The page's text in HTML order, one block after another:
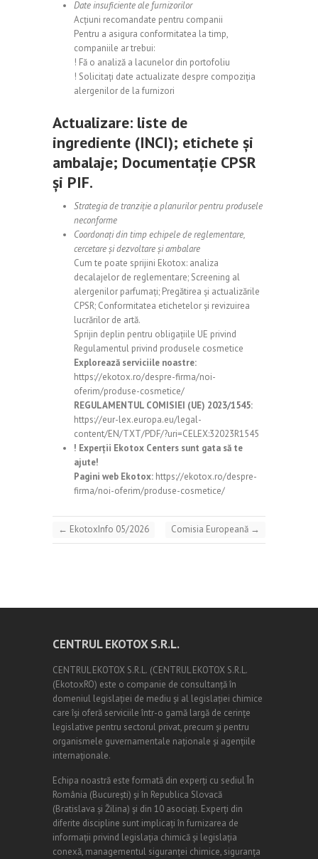
Date insuficiente ale furnizorilor
Acțiuni recomandate pentru companii
Pentru a asigura conformitatea la timp,
companiile ar trebui:
! Fă o analiză a lacunelor din portofoliu
! Solicitați date actualizate despre compoziția
alergenilor de la furnizori
Actualizare: liste de
ingrediente (INCI); etichete și
ambalaje; Documentație CPSR
și PIF.
Strategia de tranziție a planurilor pentru produsele
neconforme
Coordonați din timp echipele de reglementare,
cercetare și dezvoltare și ambalare
Cum te poate sprijini Ekotox: analiza
decalajelor de reglementare; Screening al
alergenilor parfumați; Pregătirea și actualizările
CPSR; Conformitatea etichetelor și revizuirea
lucrărilor de artă.
Sprijin deplin pentru obligațiile UE privind
Regulamentul privind produsele cosmetice
Explorează serviciile noastre:
https://ekotox.ro/despre-firma/noi-
oferim/produse-cosmetice/
REGULAMENTUL COMISIEI (UE) 2023/1545:
https://eur-lex.europa.eu/legal-
content/EN/TXT/PDF/?uri=CELEX:32023R1545
! Experții Ekotox Centers sunt gata să te
ajute!
Pagini web Ekotox: https://ekotox.ro/despre-
firma/noi-oferim/produse-cosmetice/
← EkotoxInfo 05/2026 Comisia Europeană →
CENTRUL EKOTOX S.R.L.
CENTRUL EKOTOX S.R.L. (CENTRUL EKOTOX S.R.L.
(EkotoxRO) este o companie de consultanță în
domeniul legislației de mediu și al legislației chimice
care își oferă serviciile într-o gamă largă de cerințe
legislative pentru sectorul privat, precum și pentru
organismele guvernamentale naționale și agențiile
internaționale.
Echipa noastră este formată din experți cu sediul În
România (Bucureşti) și în Republica Slovacă
(Bratislava și Žilina) și din 10 asociați. Experți din
diferite discipline sunt implicați în furnizarea de
informații privind legislația chimică și legislația
conexă, managementul siguranței chimice, siguranța